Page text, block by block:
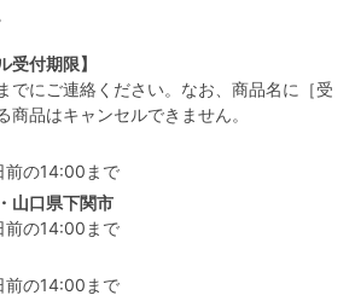
付期限】
でにご連絡ください。なお、商品名に［受
商品はキャンセルできません。
前の14:00まで
山口県下関市
前の14:00まで
前の14:00まで